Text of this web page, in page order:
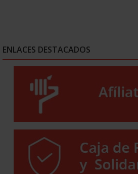
ENLACES DESTACADOS